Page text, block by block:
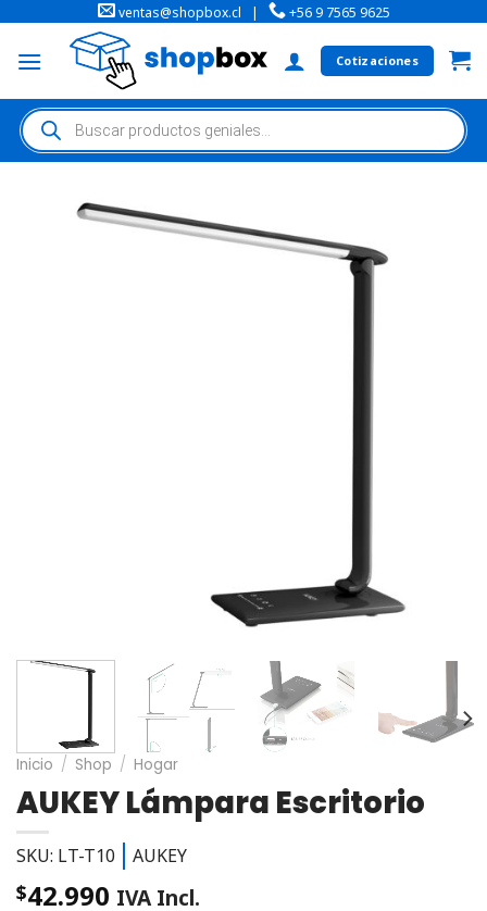
ventas@shopbox.cl | +56 9 7565 9625
Cotizaciones
Inicio / Shop / Hogar
AUKEY Lámpara Escritorio
SKU: LT-T10 AUKEY
$42.990 IVA Incl.